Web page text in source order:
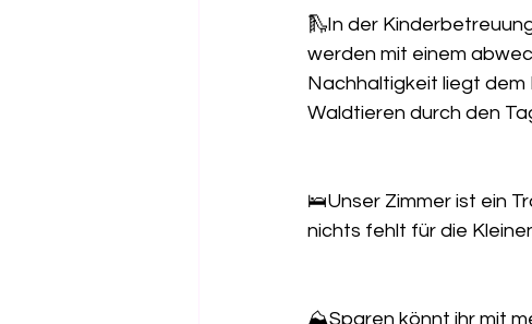
🛝In der
werden mit einem
Nachhaltigkeit liegt dem
Waldtieren durch den
🛌Unser Zimmer ist ein
nichts fehlt für die
⛰️Sparen könnt ihr mit